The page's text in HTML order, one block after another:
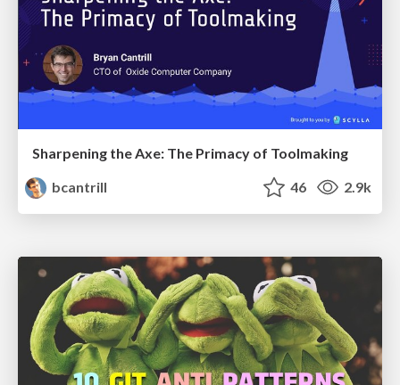
Sharpening the Axe: The Primacy of Toolmaking
bcantrill
46 2.9k